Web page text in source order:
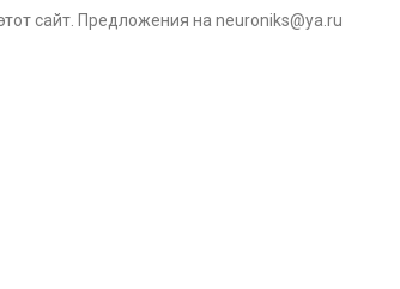
Размер
сайт. Предложения на neuroniks@ya.ru